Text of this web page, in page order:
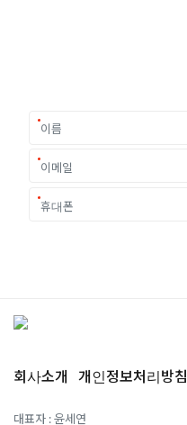
회사소개 개인정보처리방침
대표자 : 윤세연